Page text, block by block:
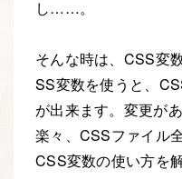
し……。
そんな時は、CSS変
SS変数を使うと、
が出来ます。変更が
楽々、CSSファイル
CSS変数の使い方を